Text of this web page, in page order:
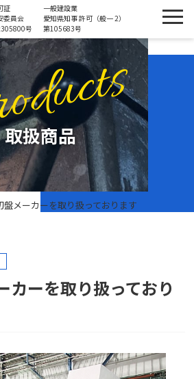
証
委員会
号
一般建設業
愛知県知事 許可（般一 2）
第105683号
取扱商品
盤メーカーを取り扱っております
カーを取り扱っており